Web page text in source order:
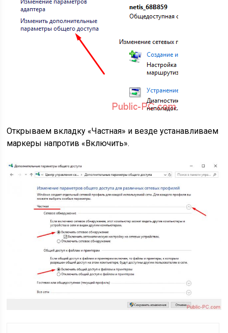
Открываем вкладку «Частная» и везде устанавливаем
маркеры напротив «Включить».